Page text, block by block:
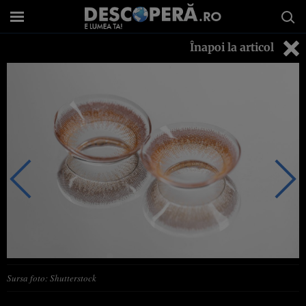
Înapoi la articol
Sursa foto: Shutterstock